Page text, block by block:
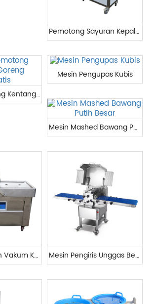
Pemotong Sayuran Kepala Ganda
Mesin Pemotong Kentang Goreng Otomatis
Mesin Pengupas Kubis
Mesin Mashed Bawang Putih Besar
Mesin Kemasan Vakum Kamar Ganda Makanan Mesin Pengiris Unggas Besar Komersial